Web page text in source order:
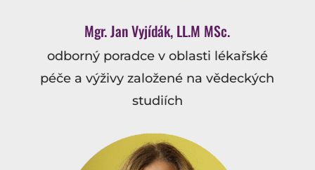
Mgr. Jan Vyjídák, LL.M MSc.
odborný poradce v oblasti lékařské
péče a výživy založené na vědeckých
studiích